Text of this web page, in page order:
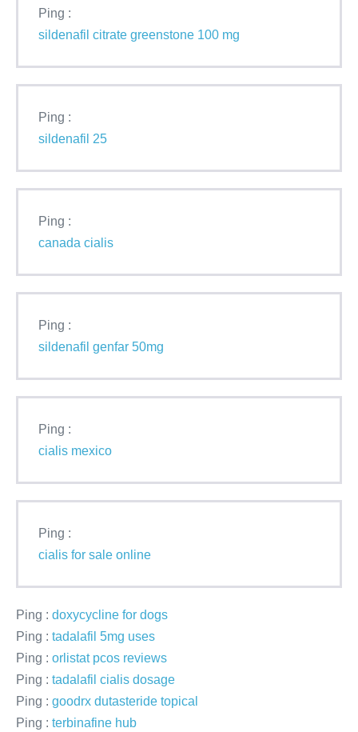
Ping :
sildenafil citrate greenstone 100 mg
Ping :
sildenafil 25
Ping :
canada cialis
Ping :
sildenafil genfar 50mg
Ping :
cialis mexico
Ping :
cialis for sale online
Ping : doxycycline for dogs
Ping : tadalafil 5mg uses
Ping : orlistat pcos reviews
Ping : tadalafil cialis dosage
Ping : goodrx dutasteride topical
Ping : terbinafine hub